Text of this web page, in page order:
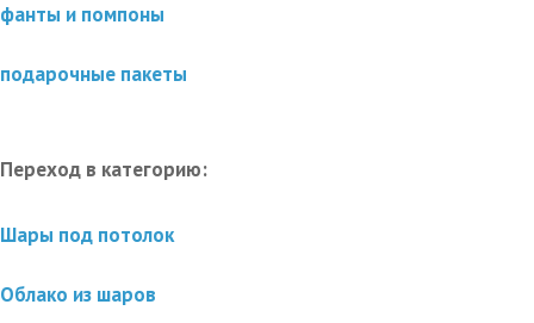
фанты и помпоны
подарочные пакеты
Переход в категорию:
Шары под потолок
Облако из шаров